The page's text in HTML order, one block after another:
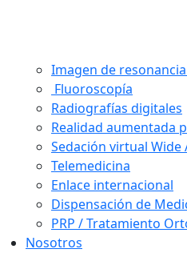
Imagen de
Fluoroscopía
Radiografías digitales
Realidad aumentada
Sedación virtual Wide
Telemedicina
Enlace internacional
Dispensación de
PRP / Tratamiento
Nosotros